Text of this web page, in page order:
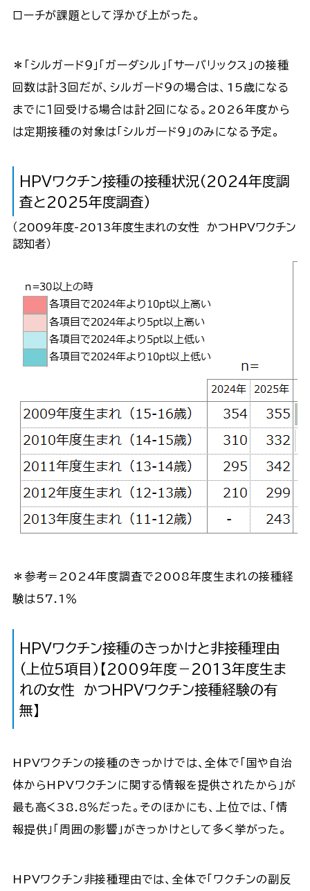
ローチが課題として浮かび上がった。
＊「シルガード９」「ガーダシル」「サーバリックス」の接種
回数は計３回だが、シルガード９の場合は、15歳になる
までに１回受ける場合は計２回になる。2026年度から
は定期接種の対象は「シルガード９」のみになる予定。
HPVワクチン接種の接種状況（2024年度調
査と2025年度調査）
（2009年度-2013年度生まれの女性 かつHPVワクチン
認知者）
＊参考＝2024年度調査で2008年度生まれの接種経
験は57.1％
HPVワクチン接種のきっかけと非接種理由
(上位５項目)【2009年度－2013年度生ま
れの女性 かつHPVワクチン接種経験の有
無】
HPVワクチンの接種のきっかけでは、全体で「国や自治
体からHPVワクチンに関する情報を提供されたから」が
最も高く38.8％だった。そのほかにも、上位では、「情
報提供」「周囲の影響」がきっかけとして多く挙がった。
HPVワクチン非接種理由では、全体で「ワクチンの副反